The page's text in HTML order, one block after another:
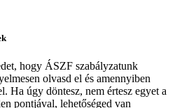
hogy ÁSZF szabályzatunk
olvasd el és amennyiben
Ha úgy döntesz, nem értesz egyet a
pontjával, lehetőséged van